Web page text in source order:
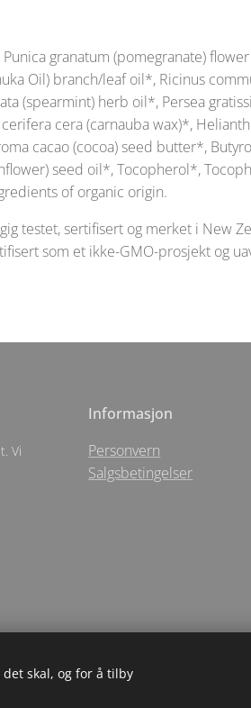
Punica granatum (pomegranate)
Oil) branch/leaf oil*, Ricinus
(spearmint) herb oil*, Persea
cera (carnauba wax)*,
cacao (cocoa) seed butter*,
seed oil*, Tocopherol*,
of organic origin.
testet, sertifisert og merket i New
som et ikke-GMO-prosjekt og
Vi
Informasjon
Personvern
Salgsbetingelser
skal, og for å tilby